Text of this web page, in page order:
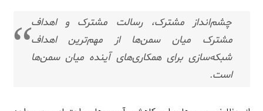
چشم‌انداز مشترک، رسالت مشترک و اهداف
مشترک میان سمن‌ها از مهم‌ترین اهداف
شبکه‌سازی برای همکاری‌های آینده میان سمن‌ها
است.